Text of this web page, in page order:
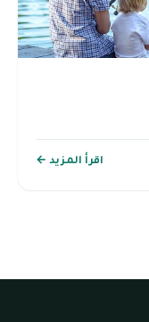
اقرأ المزيد ←